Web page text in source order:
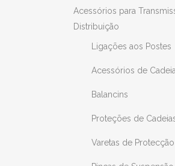
Acessórios para
Distribuição
Ligações aos Postes
Acessórios de
Balancins
Proteções de
Varetas de Protecção